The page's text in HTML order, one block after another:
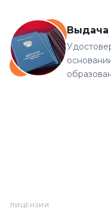
Выдача
ЛИЦЕНЗИИ